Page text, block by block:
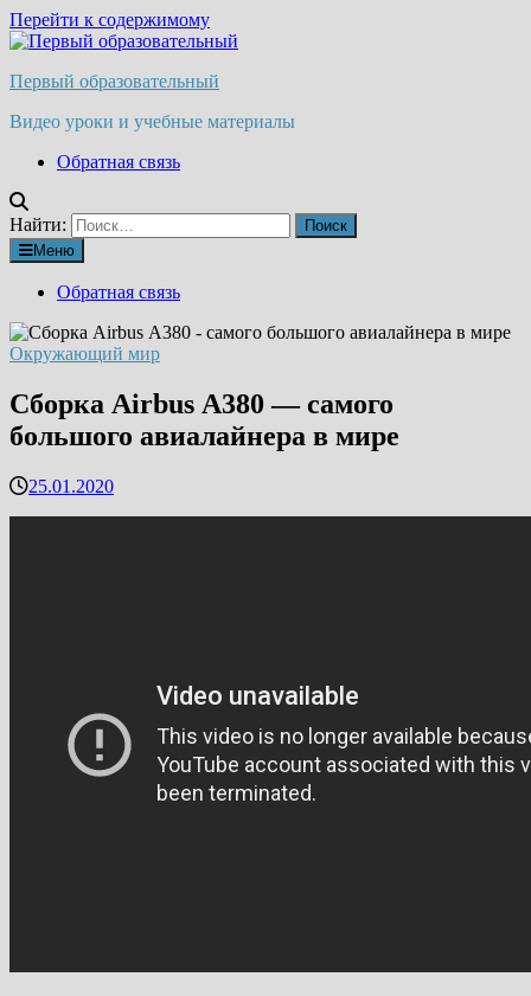
Перейти к содержимому
Первый образовательный
Видео уроки и учебные материалы
Обратная связь
Найти:
Меню
Обратная связь
Окружающий мир
Сборка Airbus А380 — самого
большого авиалайнера в мире
25.01.2020